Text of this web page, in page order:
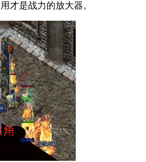
才是战力的放大器。